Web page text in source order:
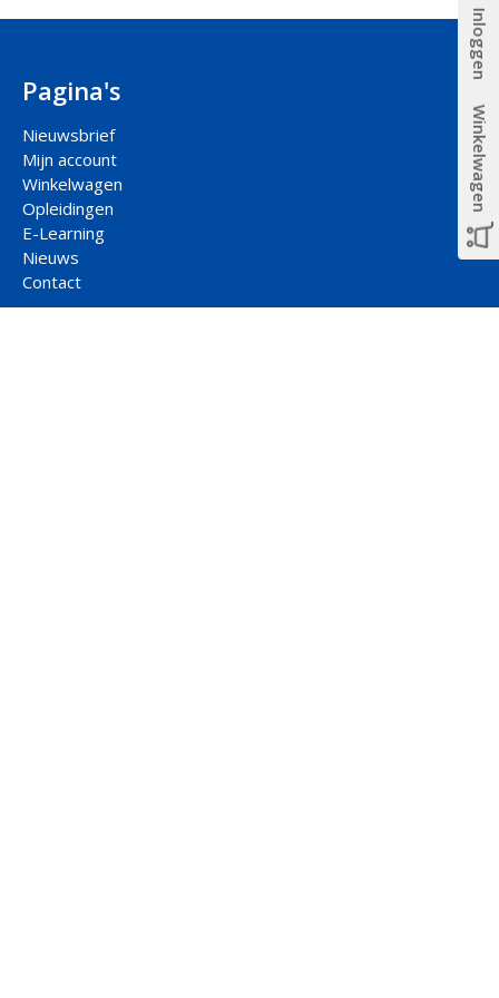
Inloggen
Winkelwagen
Pagina's
Nieuwsbrief
Mijn account
Winkelwagen
Opleidingen
E-Learning
Nieuws
Contact